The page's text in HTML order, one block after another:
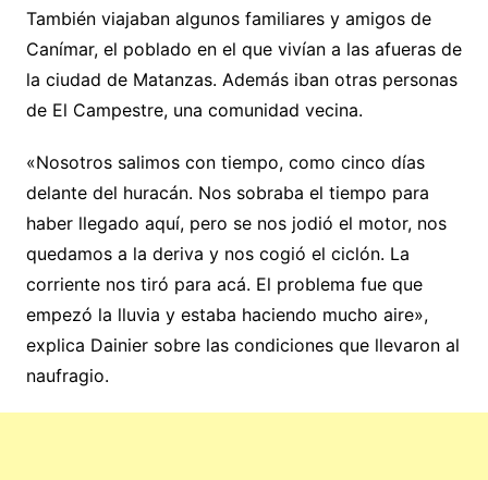
También viajaban algunos familiares y amigos de
Canímar, el poblado en el que vivían a las afueras de
la ciudad de Matanzas. Además iban otras personas
de El Campestre, una comunidad vecina.
«Nosotros salimos con tiempo, como cinco días
delante del huracán. Nos sobraba el tiempo para
haber llegado aquí, pero se nos jodió el motor, nos
quedamos a la deriva y nos cogió el ciclón. La
corriente nos tiró para acá. El problema fue que
empezó la lluvia y estaba haciendo mucho aire»,
explica Dainier sobre las condiciones que llevaron al
naufragio.